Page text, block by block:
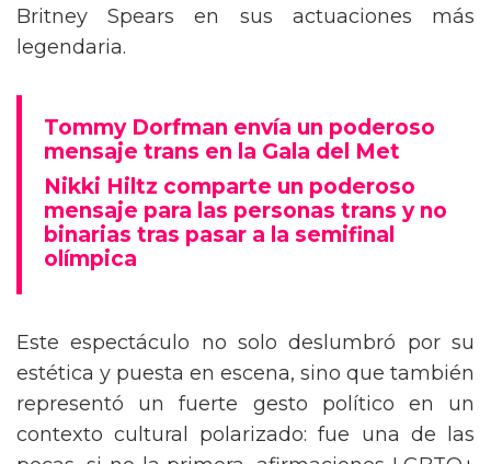
Britney Spears en sus actuaciones más
legendaria.
Tommy Dorfman envía un poderoso
mensaje trans en la Gala del Met
Nikki Hiltz comparte un poderoso
mensaje para las personas trans y no
binarias tras pasar a la semifinal
olímpica
Este espectáculo no solo deslumbró por su
estética y puesta en escena, sino que también
representó un fuerte gesto político en un
contexto cultural polarizado: fue una de las